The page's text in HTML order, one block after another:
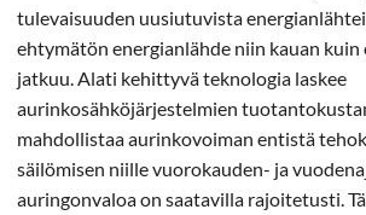
tulevaisuuden uusiutuvista
ehtymätön energianlähde niin kauan kuin
jatkuu. Alati kehittyvä teknologia laskee
aurinkosähköjärjestelmien
mahdollistaa aurinkovoiman entistä
säilömisen niille vuorokauden- ja
auringonvaloa on saatavilla rajoitetusti.